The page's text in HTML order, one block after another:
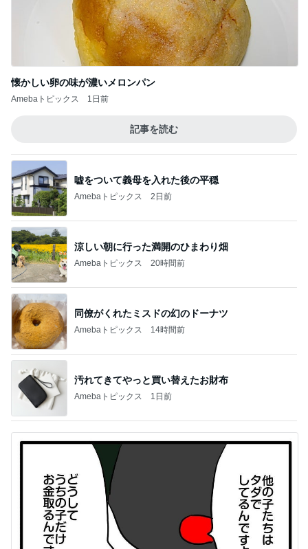
懐かしい卵の味が濃いメロンパン
Amebaトピックス 1日前
記事を読む
嘘をついて義母を入れた後の平穏
Amebaトピックス 2日前
涼しい朝に行った満開のひまわり畑
Amebaトピックス 20時間前
同僚がくれたミスドの幻のドーナツ
Amebaトピックス 14時間前
汚れてきてやっと買い替えたお財布
Amebaトピックス 1日前